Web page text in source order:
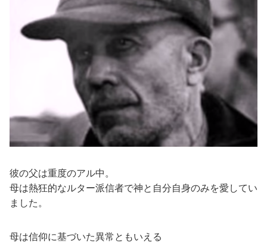
彼の父は重度のアル中。
母は熱狂的なルター派信者で神と自分自身のみを愛してい
ました。
母は信仰に基づいた異常ともいえる